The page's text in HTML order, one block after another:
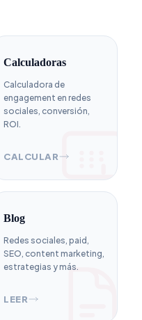
Calculadoras
Calculadora de
engagement en redes
sociales, conversión,
ROI.
CALCULAR
Blog
Redes sociales, paid,
SEO, content marketing,
estrategias y más.
LEER